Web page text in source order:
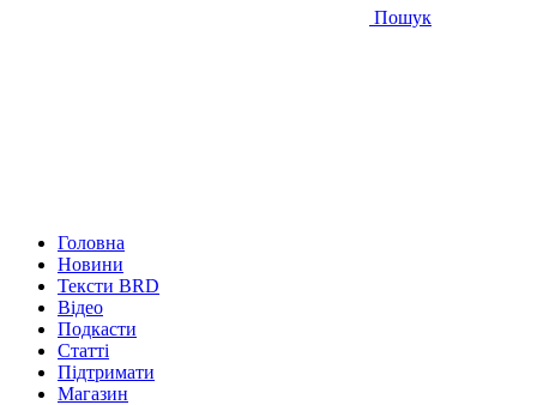
Пошук
Головна
Новини
Тексти BRD
Відео
Подкасти
Статті
Підтримати
Магазин